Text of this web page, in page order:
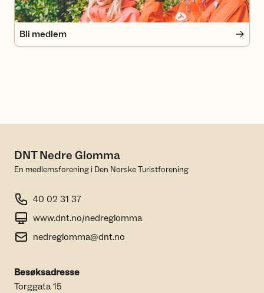
Bli medlem
DNT Nedre Glomma
En medlemsforening i Den Norske Turistforening
40 02 31 37
www.dnt.no/nedreglomma
nedreglomma@dnt.no
Besøksadresse
Torggata 15